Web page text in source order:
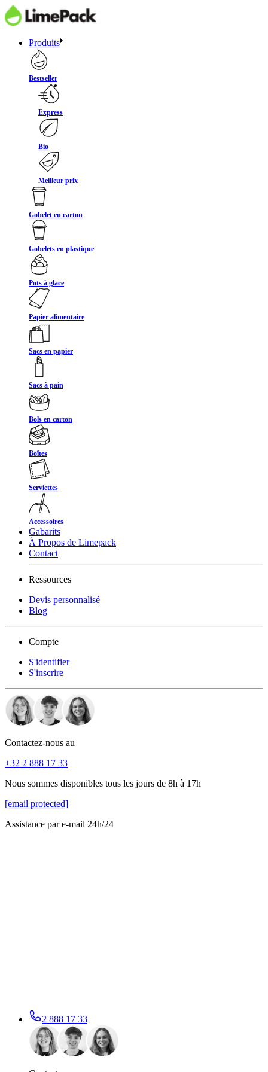
Produits
Bestseller
Express
Bio
Meilleur prix
Gobelet en carton
Gobelets en plastique
Pots à glace
Papier alimentaire
Sacs en papier
Sacs à pain
Bols en carton
Boîtes
Serviettes
Accessoires
Gabarits
À Propos de Limepack
Contact
Ressources
Devis personnalisé
Blog
Compte
S'identifier
S'inscrire
Contactez-nous au
+32 2 888 17 33
Nous sommes disponibles tous les jours de 8h à 17h
[email protected]
Assistance par e-mail 24h/24
2 888 17 33